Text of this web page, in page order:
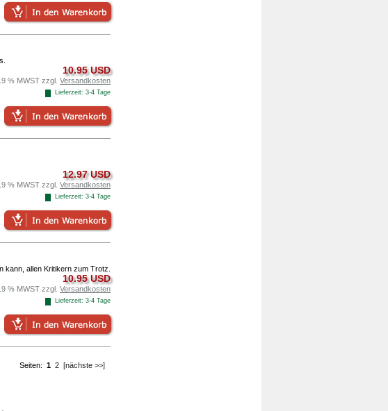
10.95 USD
% MWST zzgl. Versandkosten
Lieferzeit: 3-4 Tage
12.97 USD
% MWST zzgl. Versandkosten
Lieferzeit: 3-4 Tage
kann, allen Kritikern zum Trotz.
10.95 USD
% MWST zzgl. Versandkosten
Lieferzeit: 3-4 Tage
Seiten: 1 2 [nächste >>]